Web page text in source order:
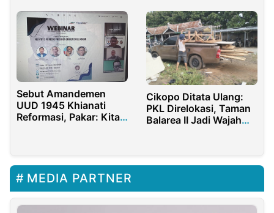
Sebut Amandemen
UUD 1945 Khianati
Reformasi, Pakar: Kita
Cikopo Ditata Ulang:
PKL Direlokasi, Taman
Balarea II Jadi Wajah
MEDIA PARTNER